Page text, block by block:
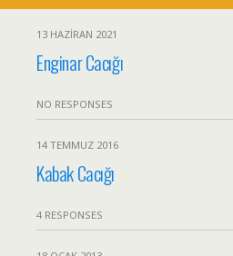
13 HAZIRAN 2021
Enginar Cacığı
NO RESPONSES
14 TEMMUZ 2016
Kabak Cacığı
4 RESPONSES